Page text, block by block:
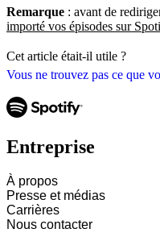
Vous ne trouvez pas ce que
Remarque : avant de
importé vos épisodes sur
Cet article était-il utile ?
Entreprise
À propos
Presse et médias
Carrières
Nous contacter